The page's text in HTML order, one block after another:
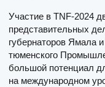
Участие в TNF-2024
представительных
губернаторов Ямала
тюменского
большой потенциал
на международном